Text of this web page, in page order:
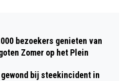
KWETSENDE
ALKMAARSE
JAAR GELEDEN:
MAAR GEEN
HOREN WILDE
bezoekers genieten van
Zomer op het Plein
bij steekincident in